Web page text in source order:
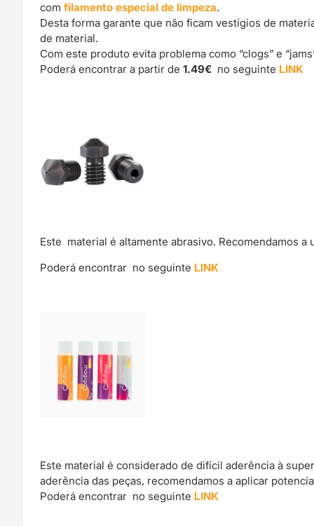
com filamento especial de limpeza.
Desta forma garante que não ficam vestígios de
de material.
Com este produto evita problema como “clogs” e
Poderá encontrar a partir de1.49€ no seguinte LINK
Este material é altamente abrasivo. Recomendamos
Poderá encontrar no seguinte LINK
Este material é considerado de difícil aderência à
aderência das peças, recomendamos a aplicar
Poderá encontrar no seguinte LINK